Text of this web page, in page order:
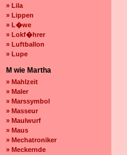
» Lila
» Lippen
» L�we
» Lokf�hrer
» Luftballon
» Lupe
M wie Martha
» Mahlzeit
» Maler
» Marssymbol
» Masseur
» Maulwurf
» Maus
» Mechatroniker
» Meckernde